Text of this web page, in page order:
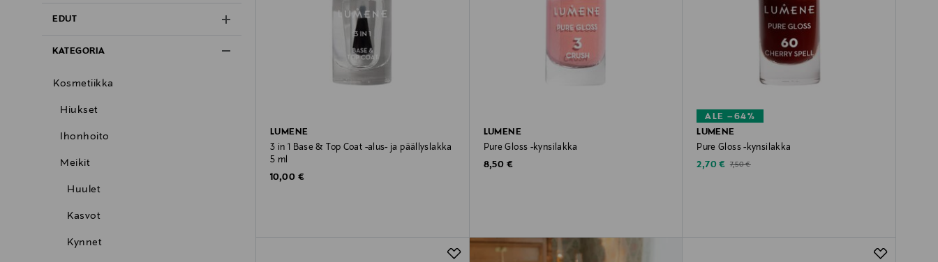
EDUT
KATEGORIA
Kosmetiikka
Hiukset
Ihonhoito
Meikit
Huulet
Kasvot
Kynnet
LUMENE
3 in 1 Base & Top Coat -alus- ja päällyslakka
5 ml
Original Price
10,00 €
LUMENE
Pure Gloss -kynsilakka
Original Price
8,50 €
ALE –64%
LUMENE
Pure Gloss -kynsilakka
Discounted Price
2,70 € Original Price
7,50 €